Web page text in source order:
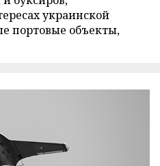
украинской
портовые объекты,